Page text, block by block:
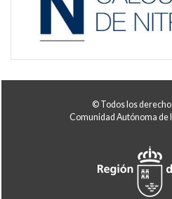
© Todos los
Comunidad Autónoma de